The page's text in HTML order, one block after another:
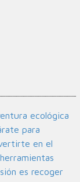
ecológica
para
en el
es recoger